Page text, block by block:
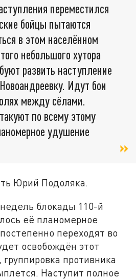
переместился
бойцы пытаются
в этом населённом
небольшого хутора
развить наступление
Идут бои
между сёлами.
по всему этому
удушение
Юрий Подоляка.
блокады 110-й
её планомерное
переходят во
освобождён этот
противника
Наступит полное